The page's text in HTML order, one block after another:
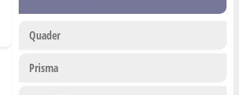
Quader
Prisma